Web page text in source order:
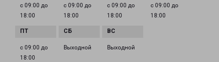
с 09:00 до
18:00
с 09:00 до
18:00
с 09:00 до
18:00
с 09:00 до
18:00
с 09:00 до
18:00
Выходной Выходной